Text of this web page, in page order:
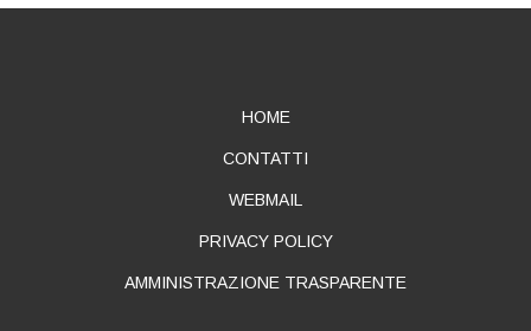
HOME
CONTATTI
WEBMAIL
PRIVACY POLICY
AMMINISTRAZIONE TRASPARENTE